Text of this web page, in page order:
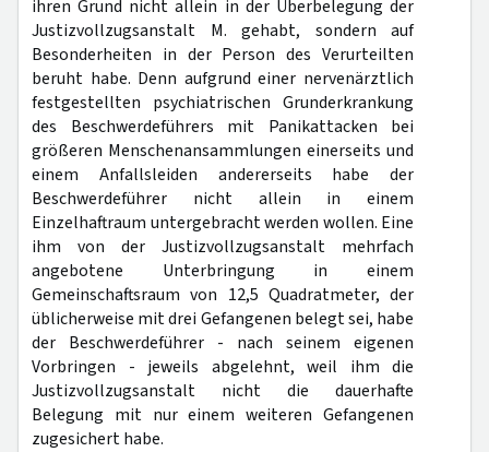
ihren Grund nicht allein in der Überbelegung der
Justizvollzugsanstalt M. gehabt, sondern auf
Besonderheiten in der Person des Verurteilten
beruht habe. Denn aufgrund einer nervenärztlich
festgestellten psychiatrischen Grunderkrankung
des Beschwerdeführers mit Panikattacken bei
größeren Menschenansammlungen einerseits und
einem Anfallsleiden andererseits habe der
Beschwerdeführer nicht allein in einem
Einzelhaftraum untergebracht werden wollen. Eine
ihm von der Justizvollzugsanstalt mehrfach
angebotene Unterbringung in einem
Gemeinschaftsraum von 12,5 Quadratmeter, der
üblicherweise mit drei Gefangenen belegt sei, habe
der Beschwerdeführer - nach seinem eigenen
Vorbringen - jeweils abgelehnt, weil ihm die
Justizvollzugsanstalt nicht die dauerhafte
Belegung mit nur einem weiteren Gefangenen
zugesichert habe.